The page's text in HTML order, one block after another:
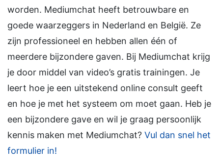
worden. Mediumchat heeft betrouwbare en
goede waarzeggers in Nederland en België. Ze
zijn professioneel en hebben allen één of
meerdere bijzondere gaven. Bij Mediumchat krijg
je door middel van video’s gratis trainingen. Je
leert hoe je een uitstekend online consult geeft
en hoe je met het systeem om moet gaan. Heb je
een bijzondere gave en wil je graag persoonlijk
kennis maken met Mediumchat? Vul dan snel het
formulier in!